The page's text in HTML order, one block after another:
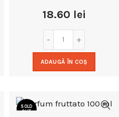
18.60 lei
ADAUGĂ ÎN COȘ
SOLD
OUT